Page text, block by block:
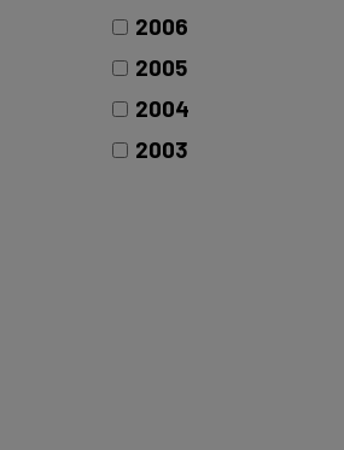
2006
2005
2004
2003